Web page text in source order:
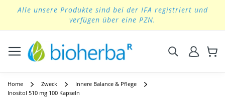
to
Alle unsere Produkte sind bei der IFA registriert und
verfügen über eine PZN.
Suchen
Home Zweck
Innere Balance & Pflege
Inositol 510 mg 100 Kapseln